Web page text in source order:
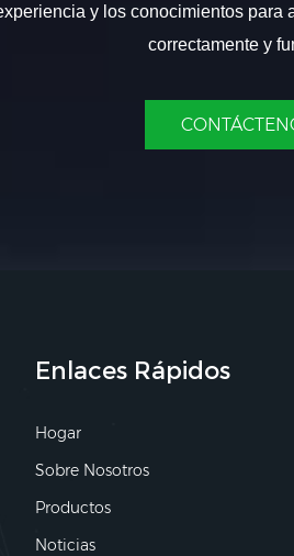
y los conocimientos para
correctamente y
Enlaces Rápidos
Hogar
Sobre Nosotros
Productos
Noticias